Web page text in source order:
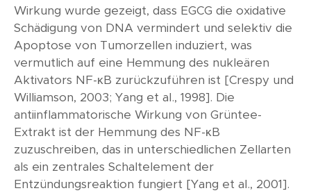
Wirkung wurde gezeigt, dass EGCG die oxidative
Schädigung von DNA vermindert und selektiv die
Apoptose von Tumorzellen induziert, was
vermutlich auf eine Hemmung des nukleären
Aktivators NF-κB zurückzuführen ist [Crespy und
Williamson, 2003; Yang et al., 1998]. Die
antiinflammatorische Wirkung von Grüntee-
Extrakt ist der Hemmung des NF-κB
zuzuschreiben, das in unterschiedlichen Zellarten
als ein zentrales Schaltelement der
Entzündungsreaktion fungiert [Yang et al., 2001].